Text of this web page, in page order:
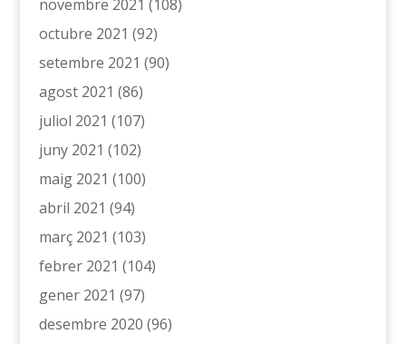
novembre 2021 (108)
octubre 2021 (92)
setembre 2021 (90)
agost 2021 (86)
juliol 2021 (107)
juny 2021 (102)
maig 2021 (100)
abril 2021 (94)
març 2021 (103)
febrer 2021 (104)
gener 2021 (97)
desembre 2020 (96)